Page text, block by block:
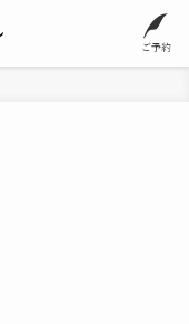
ご予約